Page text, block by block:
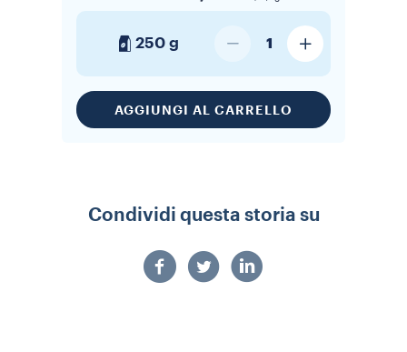
250 g 1
AGGIUNGI AL CARRELLO
Condividi questa storia su